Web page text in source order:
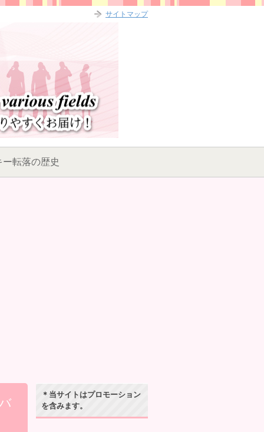
転落の歴史
＊当サイトはプロモーション
を含みます。
サイトマップ